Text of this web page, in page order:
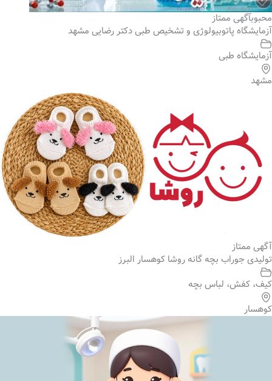
محبوبآگهی ممتاز
آزمایشگاه پاتوبیولوژی و تشخیص طبی دکتر رضایی مشهد
آزمایشگاه طبی
مشهد
آگهی ممتاز
تولیدی جوراب بچه گانه روشا کوهسار البرز
کیف، کفش، لباس بچه
کوهسار